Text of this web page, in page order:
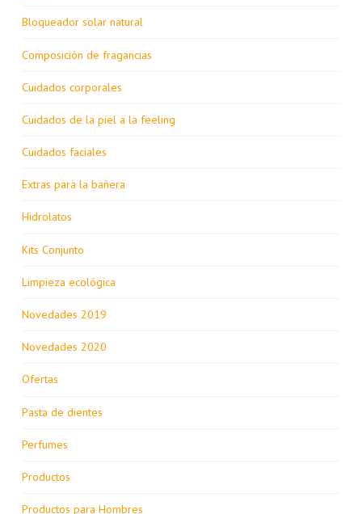
Bloqueador solar natural
Composición de fragancias
Cuidados corporales
Cuidados de la piel a la feeling
Cuidados faciales
Extras para la bañera
Hidrolatos
Kits Conjunto
Limpieza ecológica
Novedades 2019
Novedades 2020
Ofertas
Pasta de dientes
Perfumes
Productos
Productos para Hombres